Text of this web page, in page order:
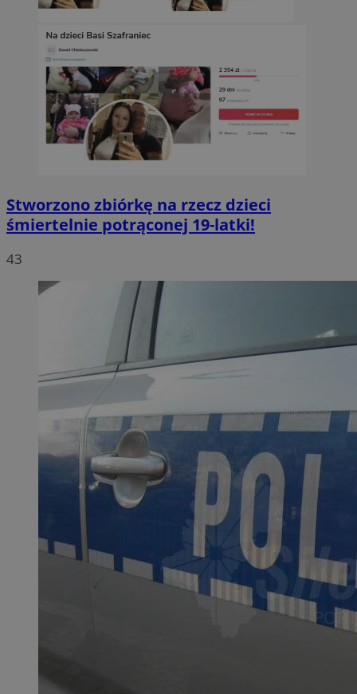
Stworzono zbiórkę na rzecz dzieci
śmiertelnie potrąconej 19-latki!
43